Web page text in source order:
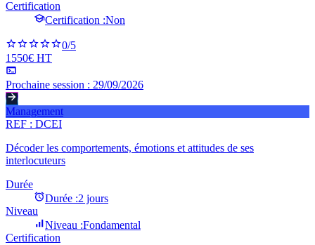
Certification
Certification :Non
0/5
1550€ HT
Prochaine session : 29/09/2026
Management
REF : DCEI
Décoder les comportements, émotions et attitudes de ses
interlocuteurs
Durée
Durée :2 jours
Niveau
Niveau :Fondamental
Certification